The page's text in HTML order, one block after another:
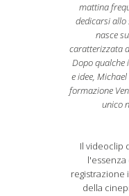
mattina
dedicarsi
nasce
caratterizzata
Dopo qualche
e idee,
formazione
unico
Il videoclip
l'essenza
registrazione
della